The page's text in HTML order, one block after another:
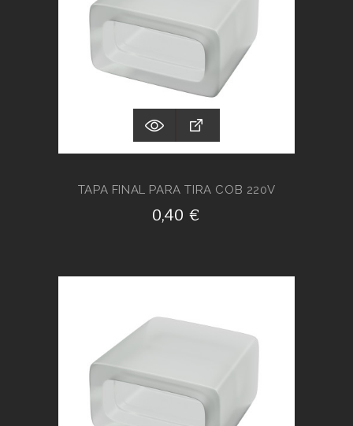
TAPA FINAL PARA TIRA COB 220V
0,40 €